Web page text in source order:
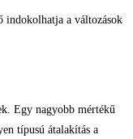
Egy nagyobb mértékű
típusú átalakítás a